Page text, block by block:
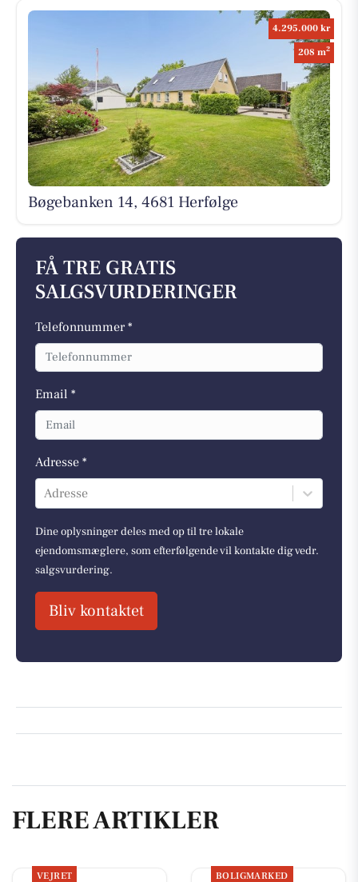
4.295.000 kr
208 m2
Bøgebanken 14, 4681 Herfølge
FÅ TRE GRATIS
SALGSVURDERINGER
Telefonnummer *
Email *
Adresse *
Adresse
Dine oplysninger deles med op til tre lokale
ejendomsmæglere, som efterfølgende vil kontakte dig vedr.
salgsvurdering.
Bliv kontaktet
FLERE ARTIKLER
VEJRET BOLIGMARKED